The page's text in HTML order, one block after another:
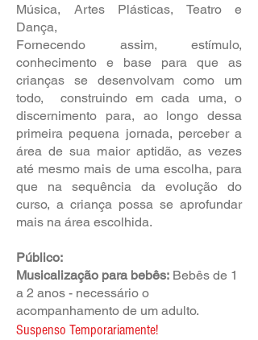
Música, Artes Plásticas, Teatro e
Dança,
Fornecendo assim, estímulo,
conhecimento e base para que as
crianças se desenvolvam como um
todo, construindo em cada uma, o
discernimento para, ao longo dessa
primeira pequena jornada, perceber a
área de sua maior aptidão, as vezes
até mesmo mais de uma escolha, para
que na sequência da evolução do
curso, a criança possa se aprofundar
mais na área escolhida.
Público:
Musicalização para bebês: Bebês de 1
a 2 anos - necessário o
acompanhamento de um adulto.
Suspenso Temporariamente!